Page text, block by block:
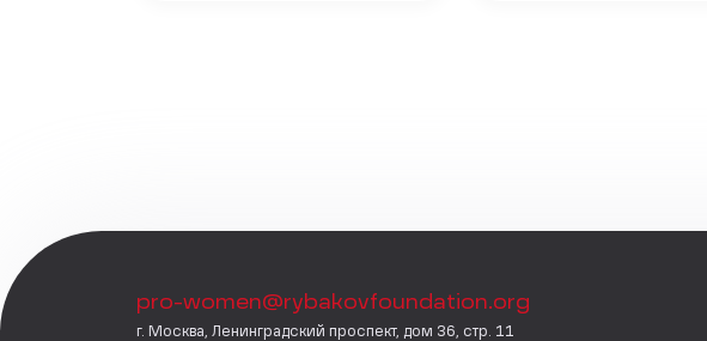
pro-women@rybakovfoundation.org
г. Москва, Ленинградский проспект, дом 36, стр. 11